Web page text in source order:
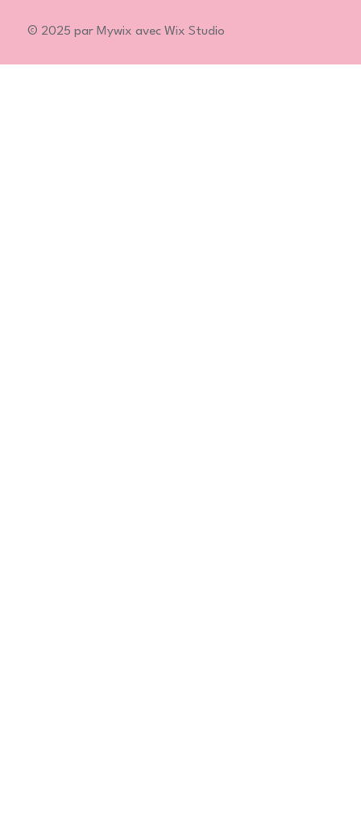
© 2025 par Mywix avec Wix Studio